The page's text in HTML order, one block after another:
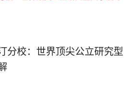
分校：世界顶尖公立研究型